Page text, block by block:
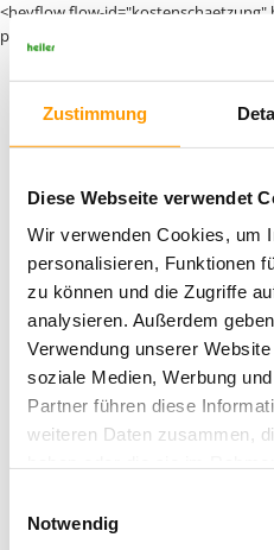
Zustimmung
Diese Webseite verwendet
Wir verwenden Cookies, um
personalisieren, Funktionen
zu können und die Zugriffe
analysieren. Außerdem
Verwendung unserer
soziale Medien, Werbung
Partner führen diese
weiteren Daten zusammen,
Cookies, wenn Sie unsere
Notwendig
<heyflow flow-id="kostenschaetzung"
parameters="" dynamic-height=""></
Facebook Instagram
NAVIGATION
ÜBERSPRINGEN
HOME UNTERNEHMEN
ImpressumDatenschutz
heiler